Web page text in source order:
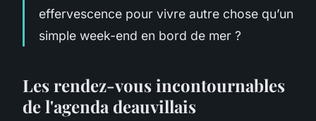
effervescence pour vivre autre chose qu’un
simple week-end en bord de mer ?
Les rendez-vous incontournables
de l'agenda deauvillais